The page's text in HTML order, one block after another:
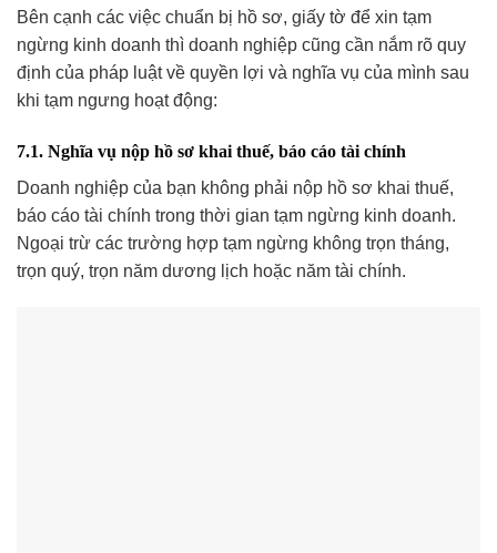
Bên cạnh các việc chuẩn bị hồ sơ, giấy tờ để xin tạm
ngừng kinh doanh thì doanh nghiệp cũng cần nắm rõ quy
định của pháp luật về quyền lợi và nghĩa vụ của mình sau
khi tạm ngưng hoạt động:
7.1. Nghĩa vụ nộp hồ sơ khai thuế, báo cáo tài chính
Doanh nghiệp của bạn không phải nộp hồ sơ khai thuế,
báo cáo tài chính trong thời gian tạm ngừng kinh doanh.
Ngoại trừ các trường hợp tạm ngừng không trọn tháng,
trọn quý, trọn năm dương lịch hoặc năm tài chính.